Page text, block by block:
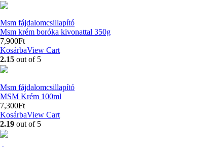
Msm fájdalomcsillapító
Msm krém boróka kivonattal 350g
7,900Ft
KosárbaView Cart
2.15 out of 5
Msm fájdalomcsillapító
MSM Krém 100ml
7,300Ft
KosárbaView Cart
2.19 out of 5